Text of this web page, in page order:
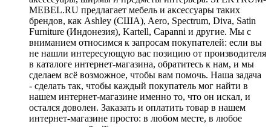
MEBEL.RU предлагает мебель и аксессуары таких
брендов, как Ashley (США), Aero, Spectrum, Diva, Satin
Furniture (Индонезия), Kartell, Capanni и другие. Мы с
вниманием относимся к запросам покупателей: если вы
не нашли интересующую вас позицию от производителя
в каталоге интернет-магазина, обратитесь к нам, и мы
сделаем всё возможное, чтобы вам помочь. Наша задача
- сделать так, чтобы каждый покупатель мог найти в
нашем интернет-магазине именно то, что он искал, и
остался доволен. Заказать и оплатить товар в нашем
интернет-магазине просто: в любом месте, в любое